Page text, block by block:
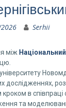
Serhii
між
дослідженнях,
в співпраці
та